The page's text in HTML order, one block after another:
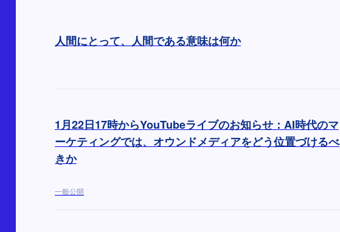
人間にとって、人間である意味は何か
1月22日17時からYouTubeライブのお知らせ：AI時代のマ
ーケティングでは、オウンドメディアをどう位置づけるべ
きか
一般公開